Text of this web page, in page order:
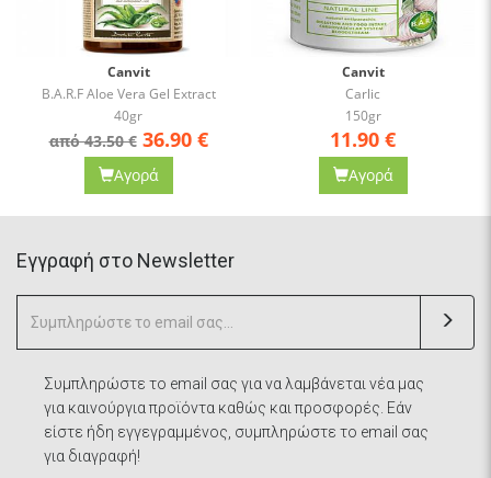
Canvit
B.A.R.F Aloe Vera Gel Extract
40gr
από 43.50 € 36.90 €
Αγορά
Canvit
Carlic
150gr
11.90 €
Αγορά
Eγγραφή στο Newsletter
Συμπληρώστε το email σας για να λαμβάνεται νέα μας
για καινούργια προϊόντα καθώς και προσφορές. Εάν
είστε ήδη εγγεγραμμένος, συμπληρώστε το email σας
για διαγραφή!